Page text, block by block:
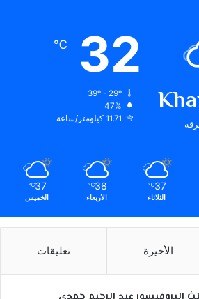
32
℃
47%
11.71 كيلومتر/ساعة
37
℃
الثلاثاء
38
℃
الأربعاء
37
℃
الخميس
الأخيرة تعليقات